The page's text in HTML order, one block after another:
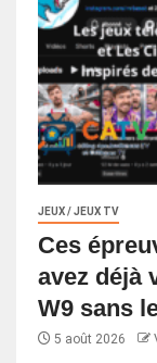
JEUX / JEUX TV
Ces
avez déjà
W9 sans
5 août 2026